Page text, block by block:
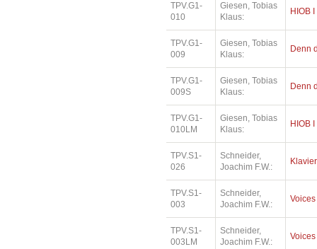
TPV.G1-
010
Giesen, Tobias
Klaus:
HIOB I
TPV.G1-
009
Giesen, Tobias
Klaus:
Denn
TPV.G1-
009S
Giesen, Tobias
Klaus:
Denn
TPV.G1-
010LM
Giesen, Tobias
Klaus:
HIOB I
TPV.S1-
026
Schneider,
Joachim F.W.:
TPV.S1-
003
Schneider,
Joachim F.W.:
Voices
TPV.S1-
003LM
Schneider,
Joachim F.W.:
Voices